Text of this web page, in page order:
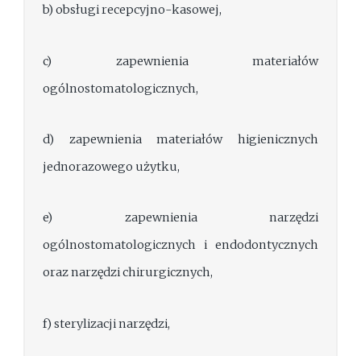
b) obsługi recepcyjno-kasowej,
c) zapewnienia materiałów
ogólnostomatologicznych,
d) zapewnienia materiałów higienicznych
jednorazowego użytku,
e) zapewnienia narzędzi
ogólnostomatologicznych i endodontycznych
oraz narzędzi chirurgicznych,
f) sterylizacji narzędzi,